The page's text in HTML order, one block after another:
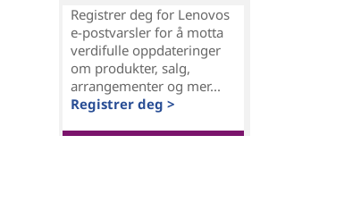
Registrer deg for Lenovos
e-postvarsler for å motta
verdifulle oppdateringer
om produkter, salg,
arrangementer og mer...
Registrer deg >